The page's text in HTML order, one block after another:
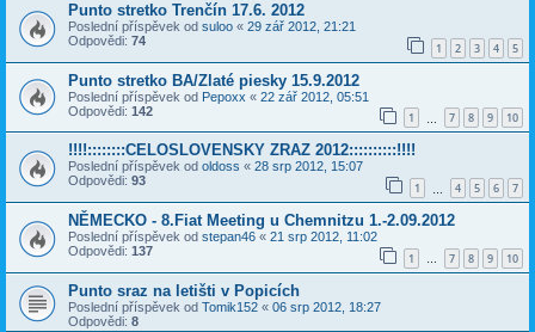
Punto stretko Trenčín 17.6. 2012
Poslední příspěvek od suloo « 29 zář 2012, 21:21
Odpovědi: 74 1 2 3 4 5
Punto stretko BA/Zlaté piesky 15.9.2012
Poslední příspěvek od Pepoxx « 22 zář 2012, 05:51
Odpovědi: 142 1 7 8 9 10
!!!!::::::::CELOSLOVENSKY ZRAZ 2012::::::::::!!!!
Poslední příspěvek od oldoss « 28 srp 2012, 15:07
Odpovědi: 93 1 4 5 6 7
NĚMECKO - 8.Fiat Meeting u Chemnitzu 1.-2.09.2012
Poslední příspěvek od stepan46 « 21 srp 2012, 11:02
Odpovědi: 137 1 … 7 8 9 10
Punto sraz na letišti v Popicích
Poslední příspěvek od Tomik152 « 06 srp 2012, 18:27
Odpovědi: 8